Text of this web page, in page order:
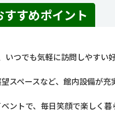
すめポイント
つでも気軽に訪問しやすい
スペースなど、館内設備が充
ントで、毎日笑顔で楽しく暮